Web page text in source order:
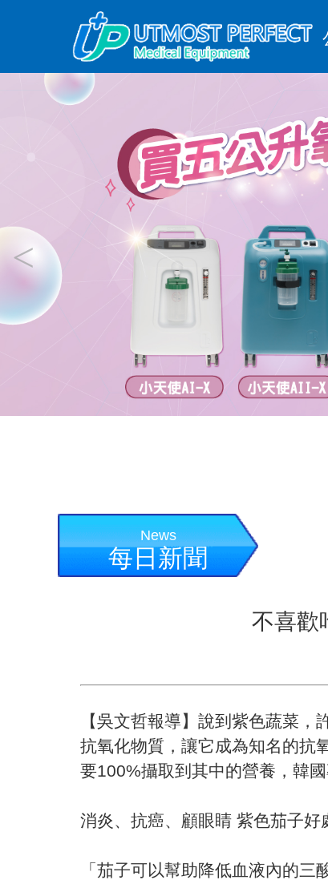
News
每日新聞
不喜歡
【吳文哲報導】說到紫色蔬菜
抗氧化物質，讓它成為知名的抗
要100%攝取到其中的營養，韓
消炎、抗癌、顧眼睛 紫色茄子好
「茄子可以幫助降低血液內的